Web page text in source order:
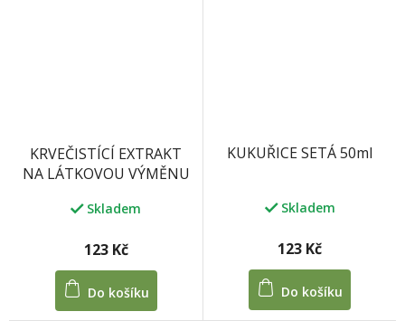
KRVEČISTÍCÍ EXTRAKT
NA LÁTKOVOU VÝMĚNU
Skladem
123 Kč
Do košíku
KUKUŘICE SETÁ 50ml
Skladem
123 Kč
Do košíku